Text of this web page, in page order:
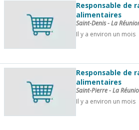
Responsable de
alimentaires
Saint-Denis - La
Il y a environ un mois
Responsable de
alimentaires
Saint-Pierre - La
Il y a environ un mois